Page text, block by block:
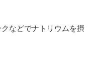
などでナトリウムを摂